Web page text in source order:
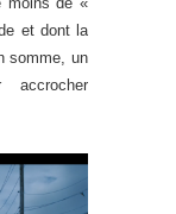
et dont la
somme, un